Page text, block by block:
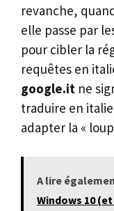
revanche,
elle passe par
pour cibler la
requêtes en
google.it ne
traduire en
adapter la «
A lire
Windows 10